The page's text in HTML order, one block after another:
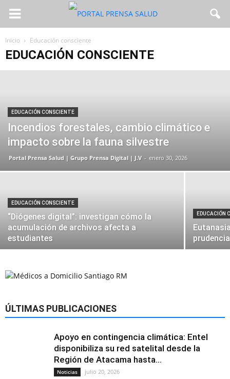
Inicio Educación consciente
EDUCACIÓN CONSCIENTE
EDUCACIÓN CONSCIENTE
Incendios forestales, cambio climático e
impacto sobre la fauna silvestre
Portal Prensa Salud | Grupo Prensa Digital | J.V - enero 30, 2026
EDUCACIÓN CONSCIENTE
“Diógenes digital”: investigan cómo la
acumulación de archivos afecta a
estudiantes
EDUCACIÓN
ÚLTIMAS PUBLICACIONES
Apoyo en contingencia climática: Entel
disponibiliza su red satelital desde la
Región de Atacama hasta...
Noticias julio 20, 2026